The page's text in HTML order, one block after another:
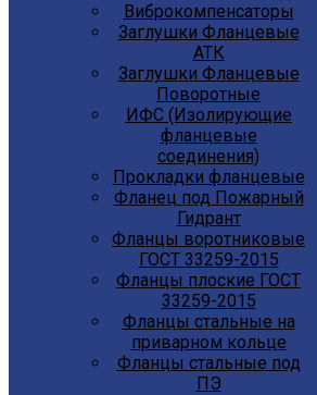
Виброкомпенсаторы
Заглушки Фланцевые
АТК
Заглушки Фланцевые
Поворотные
ИФС (Изолирующие
фланцевые
соединения)
Прокладки фланцевые
Фланец под Пожарный
Гидрант
Фланцы воротниковые
ГОСТ 33259-2015
Фланцы плоские ГОСТ
33259-2015
Фланцы стальные на
приварном кольце
Фланцы стальные под
ПЭ